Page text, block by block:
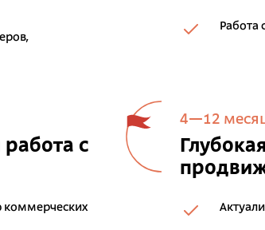
Работа
с
коммерческих
4—12